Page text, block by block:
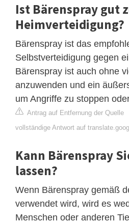
Ist Bärenspray gut
Heimverteidigung?
Bärenspray ist das
Selbstverteidigung gegen
Bärenspray ist auch ohne
anzuwenden und ein
um Angriffe zu stoppen
Antrag auf Entfernung der Quelle
vollständige Antwort auf
Kann Bärenspray
lassen?
Wenn Bärenspray gemäß
verwendet wird, wird es
Menschen oder anderen